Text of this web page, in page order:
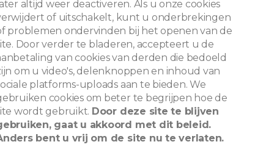
later altijd weer deactiveren. Als u onze cookies
of uitschakelt, kunt u onderbrekingen
problemen ondervinden bij het openen van de
Door verder te bladeren, accepteert u de
van cookies van derden die bedoeld
om u video's, delenknoppen en inhoud van
platforms-uploads aan te bieden. We
cookies om beter te begrijpen hoe de
wordt gebruikt. Door deze site te blijven
gaat u akkoord met dit beleid.
bent u vrij om de site nu te verlaten.